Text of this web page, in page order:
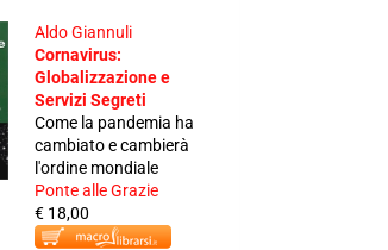
Aldo Giannuli
Cornavirus:
Globalizzazione e
Servizi Segreti
Come la pandemia ha
cambiato e cambierà
l'ordine mondiale
Ponte alle Grazie
€ 18,00